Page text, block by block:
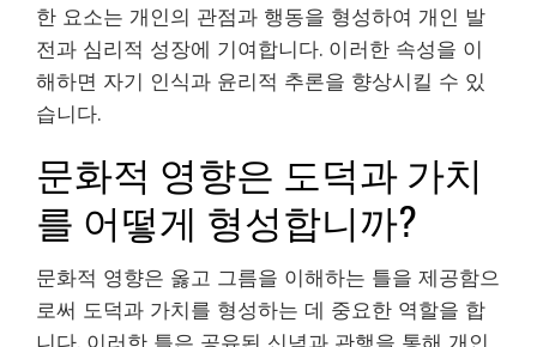
한 요소는 개인의 관점과 행동을 형성하여 개인 발
전과 심리적 성장에 기여합니다. 이러한 속성을 이
해하면 자기 인식과 윤리적 추론을 향상시킬 수 있
습니다.
문화적 영향은 도덕과 가치
를 어떻게 형성합니까?
문화적 영향은 옳고 그름을 이해하는 틀을 제공함으
로써 도덕과 가치를 형성하는 데 중요한 역할을 합